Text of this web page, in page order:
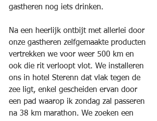
gastheren nog iets drinken.
Na een heerlijk ontbijt met allerlei door
onze gastheren zelfgemaakte producten
vertrekken we voor weer 500 km en
ook die rit verloopt vlot. We installeren
ons in hotel Sterenn dat vlak tegen de
zee ligt, enkel gescheiden ervan door
een pad waarop ik zondag zal passeren
na 38 km marathon. We zoeken een